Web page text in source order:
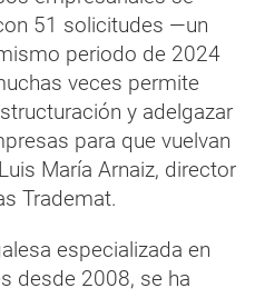
51 solicitudes —un
periodo de 2024
veces permite
y adelgazar
para que vuelvan
María Arnaiz, director
Trademat.
especializada en
desde 2008, se ha